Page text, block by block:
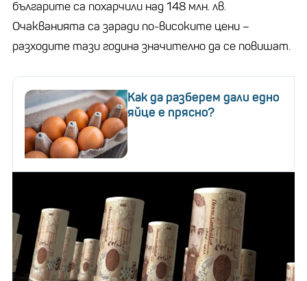
българите са похарчили над 148 млн. лв.
Очакванията са заради по-високите цени –
разходите тази година значително да се повишат.
Как да разберем дали едно
яйце е прясно?